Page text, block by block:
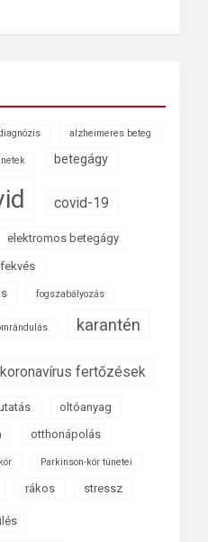
alzheimeres beteg
betegágy
covid-19
elektromos betegágy
fogszabályozás
karantén
koronavírus fertőzések
oltóanyag
otthonápolás
Parkinson-kór tünetei
rákos stressz